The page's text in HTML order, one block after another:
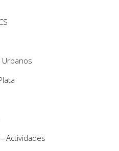
Actividades